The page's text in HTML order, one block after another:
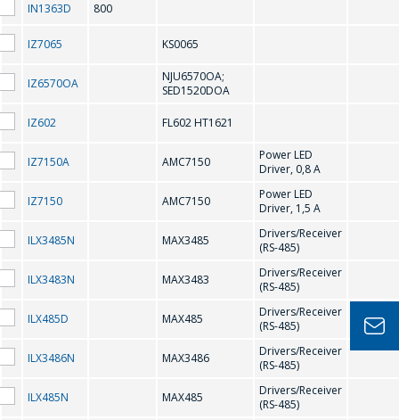
FL602 HT1621
GD75232
H
IN1363D 800
IZ7065 KS0065
IZ6570OA
NJU6570OA;
SED1520DOA
IZ602 FL602 HT1621
IZ7150A AMC7150
Power LED
Driver, 0,8 A
IZ7150 AMC7150
Power LED
Driver, 1,5 A
ILX3485N MAX3485
Drivers/Receiver
(RS-485)
ILX3483N MAX3483
Drivers/Receiver
(RS-485)
ILX485D MAX485
Drivers/Receiver
(RS-485)
ILX3486N MAX3486
Drivers/Receiver
(RS-485)
ILX485N MAX485
Drivers/Receiver
(RS-485)
公司經理將很樂
意回答您的問題
併計算服務成本
並準備單獨的商
業報價。
你的名字*